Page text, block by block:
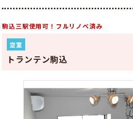
駒込三駅使用可！フルリノベ済み
空室
トランテン駒込